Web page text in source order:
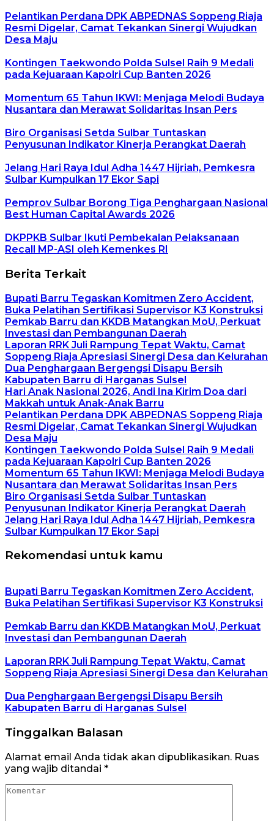
Pelantikan Perdana DPK ABPEDNAS Soppeng Riaja
Resmi Digelar, Camat Tekankan Sinergi Wujudkan
Desa Maju
Kontingen Taekwondo Polda Sulsel Raih 9 Medali
pada Kejuaraan Kapolri Cup Banten 2026
Momentum 65 Tahun IKWI: Menjaga Melodi Budaya
Nusantara dan Merawat Solidaritas Insan Pers
Biro Organisasi Setda Sulbar Tuntaskan
Penyusunan Indikator Kinerja Perangkat Daerah
Jelang Hari Raya Idul Adha 1447 Hijriah, Pemkesra
Sulbar Kumpulkan 17 Ekor Sapi
Pemprov Sulbar Borong Tiga Penghargaan Nasional
Best Human Capital Awards 2026
DKPPKB Sulbar Ikuti Pembekalan Pelaksanaan
Recall MP-ASI oleh Kemenkes RI
Berita Terkait
Bupati Barru Tegaskan Komitmen Zero Accident,
Buka Pelatihan Sertifikasi Supervisor K3 Konstruksi
Pemkab Barru dan KKDB Matangkan MoU, Perkuat
Investasi dan Pembangunan Daerah
Laporan RRK Juli Rampung Tepat Waktu, Camat
Soppeng Riaja Apresiasi Sinergi Desa dan Kelurahan
Dua Penghargaan Bergengsi Disapu Bersih
Kabupaten Barru di Harganas Sulsel
Hari Anak Nasional 2026, Andi Ina Kirim Doa dari
Makkah untuk Anak-Anak Barru
Pelantikan Perdana DPK ABPEDNAS Soppeng Riaja
Resmi Digelar, Camat Tekankan Sinergi Wujudkan
Desa Maju
Kontingen Taekwondo Polda Sulsel Raih 9 Medali
pada Kejuaraan Kapolri Cup Banten 2026
Momentum 65 Tahun IKWI: Menjaga Melodi Budaya
Nusantara dan Merawat Solidaritas Insan Pers
Biro Organisasi Setda Sulbar Tuntaskan
Penyusunan Indikator Kinerja Perangkat Daerah
Jelang Hari Raya Idul Adha 1447 Hijriah, Pemkesra
Sulbar Kumpulkan 17 Ekor Sapi
Rekomendasi untuk kamu
Bupati Barru Tegaskan Komitmen Zero Accident,
Buka Pelatihan Sertifikasi Supervisor K3 Konstruksi
Pemkab Barru dan KKDB Matangkan MoU, Perkuat
Investasi dan Pembangunan Daerah
Laporan RRK Juli Rampung Tepat Waktu, Camat
Soppeng Riaja Apresiasi Sinergi Desa dan Kelurahan
Dua Penghargaan Bergengsi Disapu Bersih
Kabupaten Barru di Harganas Sulsel
Tinggalkan Balasan
Alamat email Anda tidak akan dipublikasikan. Ruas
yang wajib ditandai *